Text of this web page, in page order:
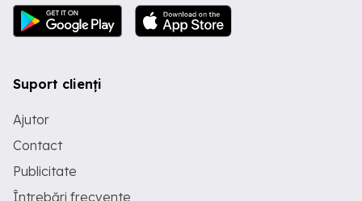
Suport clienți
Ajutor
Contact
Publicitate
Întrebări frecvente